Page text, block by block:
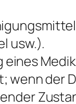
usw.).
eines
der